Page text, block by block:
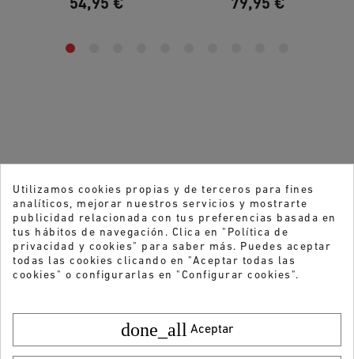
Utilizamos cookies propias y de terceros para fines
analíticos, mejorar nuestros servicios y mostrarte
publicidad relacionada con tus preferencias basada en
tus hábitos de navegación. Clica en "Política de
privacidad y cookies" para saber más. Puedes aceptar
todas las cookies clicando en "Aceptar todas las
cookies" o configurarlas en "Configurar cookies".
done_all Aceptar